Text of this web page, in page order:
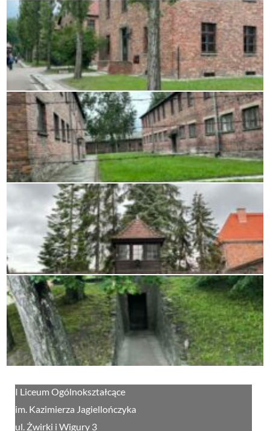
I Liceum Ogólnokształcące
im. Kazimierza Jagiellończyka
ul. Żwirki i Wigury 3